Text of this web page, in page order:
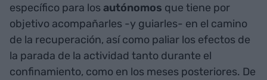
específico para losautónomos que tiene por
objetivo acompañarles -y guiarles- en el camino
de la recuperación, así como paliar los efectos de
la parada de la actividad tanto durante el
confinamiento, como en los meses posteriores. De